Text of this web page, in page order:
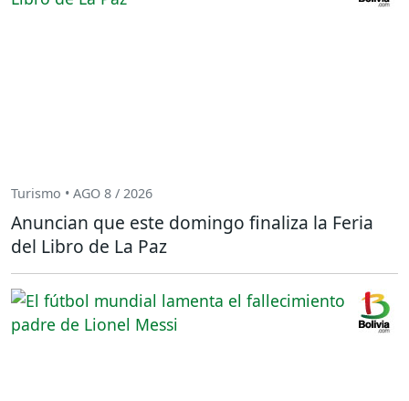
Turismo • AGO 8 / 2026
Anuncian que este domingo finaliza la Feria
del Libro de La Paz